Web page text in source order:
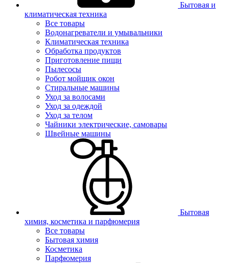
Бытовая и
климатическая техника
Все товары
Водонагреватели и умывальники
Климатическая техника
Обработка продуктов
Приготовление пищи
Пылесосы
Робот мойщик окон
Стиральные машины
Уход за волосами
Уход за одеждой
Уход за телом
Чайники электрические, самовары
Швейные машины
Бытовая
химия, косметика и парфюмерия
Все товары
Бытовая химия
Косметика
Парфюмерия